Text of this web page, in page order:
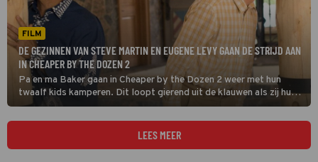
FILM
DE GEZINNEN VAN STEVE MARTIN EN EUGENE LEVY GAAN DE STRIJD AAN
IN CHEAPER BY THE DOZEN 2
Pa en ma Baker gaan in Cheaper by the Dozen 2 weer met hun
twaalf kids kamperen. Dit loopt gierend uit de klauwen als zij hun
grote concurrent Jimmy en zijn acht kinderen tegenkomen.
LEES MEER